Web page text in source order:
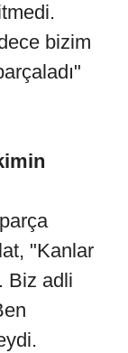
bizim
"Kanlar
Biz adli